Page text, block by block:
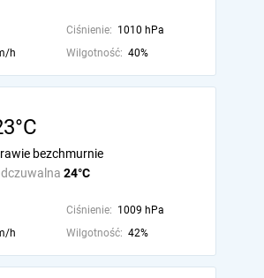
Ciśnienie: 1010 hPa
h Wilgotność: 40%
24°C
bezchmurnie
Ciśnienie: 1009 hPa
h Wilgotność: 42%